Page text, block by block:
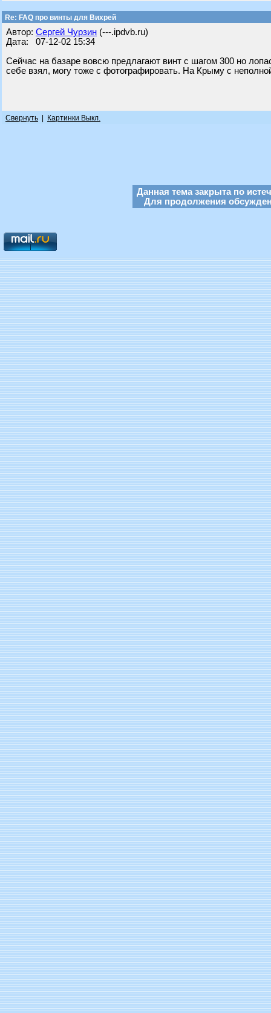
Re: FAQ про винты для Вихрей
Автор: Сергей Чурзин (---.ipdvb.ru)
Дата: 07-12-02 15:34
Сейчас на базаре вовсю предлагают винт с шагом 300 но
себе взял, могу тоже с фотографировать. На Крыму с
Свернуть Картинки Выкл.
Данная тема закрыта по
Для продолжения